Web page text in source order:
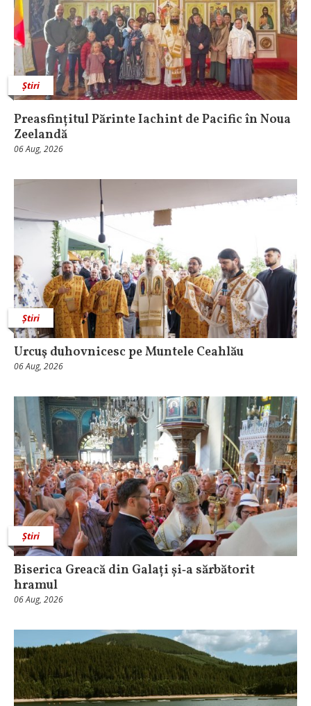
Știri
Preasfințitul Părinte Iachint de Pacific în Noua
Zeelandă
06 Aug, 2026
Știri
Urcuş duhovnicesc pe Muntele Ceahlău
06 Aug, 2026
Știri
Biserica Greacă din Galați și‑a sărbătorit
hramul
06 Aug, 2026